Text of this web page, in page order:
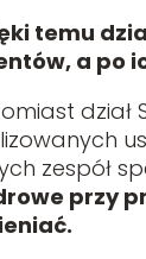
temu
a po
dział
zespół
przy